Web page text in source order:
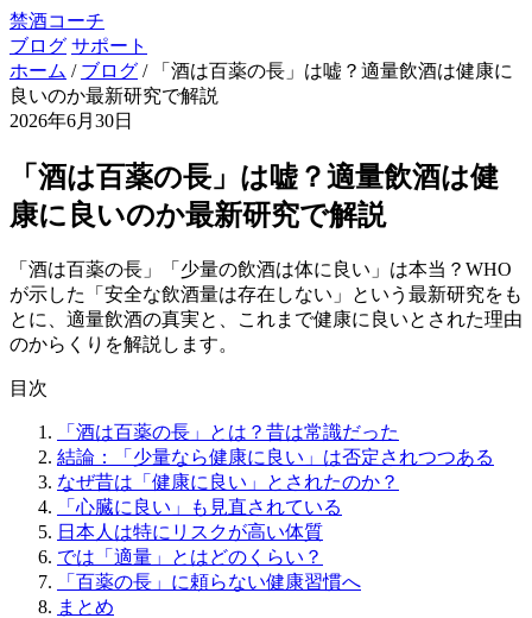
禁酒コーチ
ブログ サポート
ホーム / ブログ /
「酒は百薬の長」は嘘？適量飲酒は健康に
良いのか最新研究で解説
2026年6月30日
「酒は百薬の長」は嘘？適量飲酒は健
康に良いのか最新研究で解説
「酒は百薬の長」「少量の飲酒は体に良い」は本当？WHO
が示した「安全な飲酒量は存在しない」という最新研究をも
とに、適量飲酒の真実と、これまで健康に良いとされた理由
のからくりを解説します。
目次
「酒は百薬の長」とは？昔は常識だった
結論：「少量なら健康に良い」は否定されつつある
なぜ昔は「健康に良い」とされたのか？
「心臓に良い」も見直されている
日本人は特にリスクが高い体質
では「適量」とはどのくらい？
「百薬の長」に頼らない健康習慣へ
まとめ